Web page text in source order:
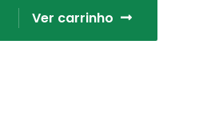
Ver carrinho